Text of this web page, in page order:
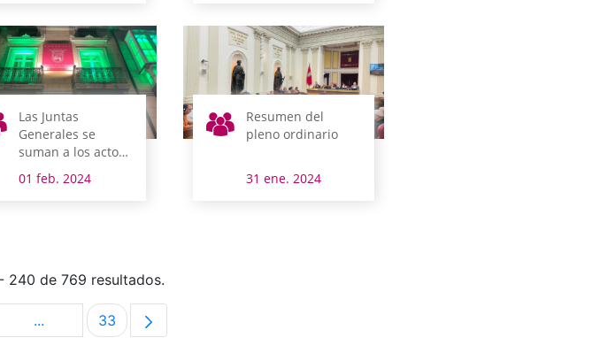
Las Juntas
Generales se
suman a los actos
de concienciación
de la Asociación
01 feb. 2024
Resumen del
pleno ordinario
31 ene. 2024
240 de 769 resultados.
para desplazarse.
...Páginas intermedias Use TAB para desplazarse.
Página
33